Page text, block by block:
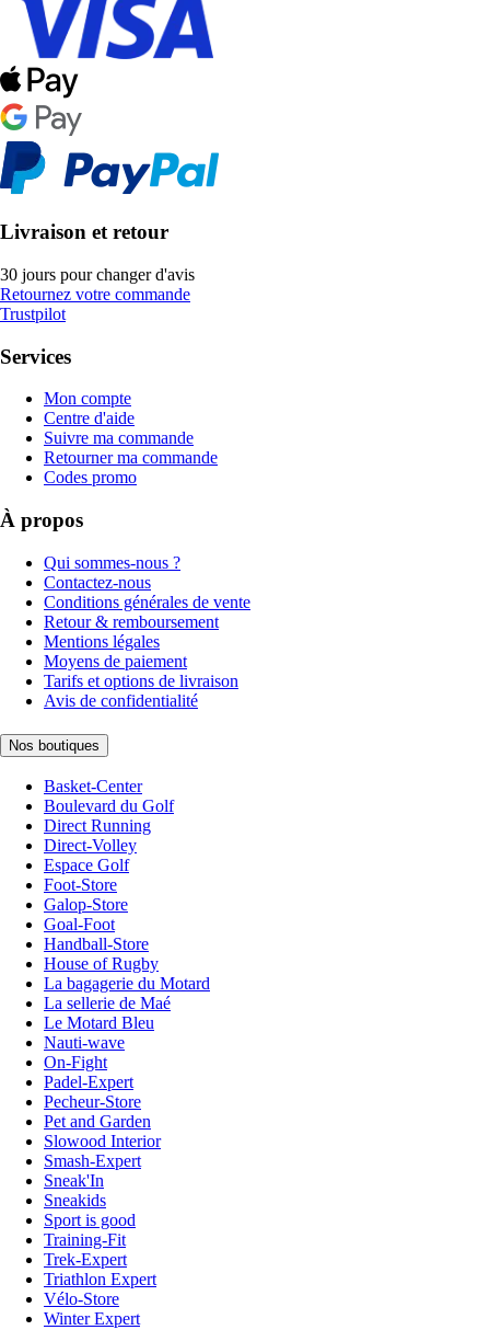
Livraison et retour
30 jours pour changer d'avis
Retournez votre commande
Trustpilot
Services
Mon compte
Centre d'aide
Suivre ma commande
Retourner ma commande
Codes promo
À propos
Qui sommes-nous ?
Contactez-nous
Conditions générales de vente
Retour & remboursement
Mentions légales
Moyens de paiement
Tarifs et options de livraison
Avis de confidentialité
Nos boutiques
Basket-Center
Boulevard du Golf
Direct Running
Direct-Volley
Espace Golf
Foot-Store
Galop-Store
Goal-Foot
Handball-Store
House of Rugby
La bagagerie du Motard
La sellerie de Maé
Le Motard Bleu
Nauti-wave
On-Fight
Padel-Expert
Pecheur-Store
Pet and Garden
Slowood Interior
Smash-Expert
Sneak'In
Sneakids
Sport is good
Training-Fit
Trek-Expert
Triathlon Expert
Vélo-Store
Winter Expert